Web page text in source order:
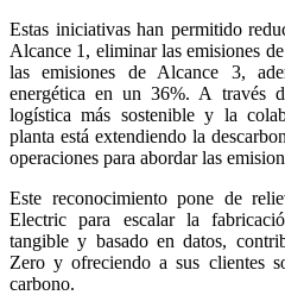
Estas iniciativas han permitido
Alcance 1, eliminar las emisiones
las emisiones de Alcance 3,
energética en un 36%. A través
logística más sostenible y la
planta está extendiendo la
operaciones para abordar las
Este reconocimiento pone de
Electric para escalar la
tangible y basado en datos,
Zero y ofreciendo a sus clientes
carbono.